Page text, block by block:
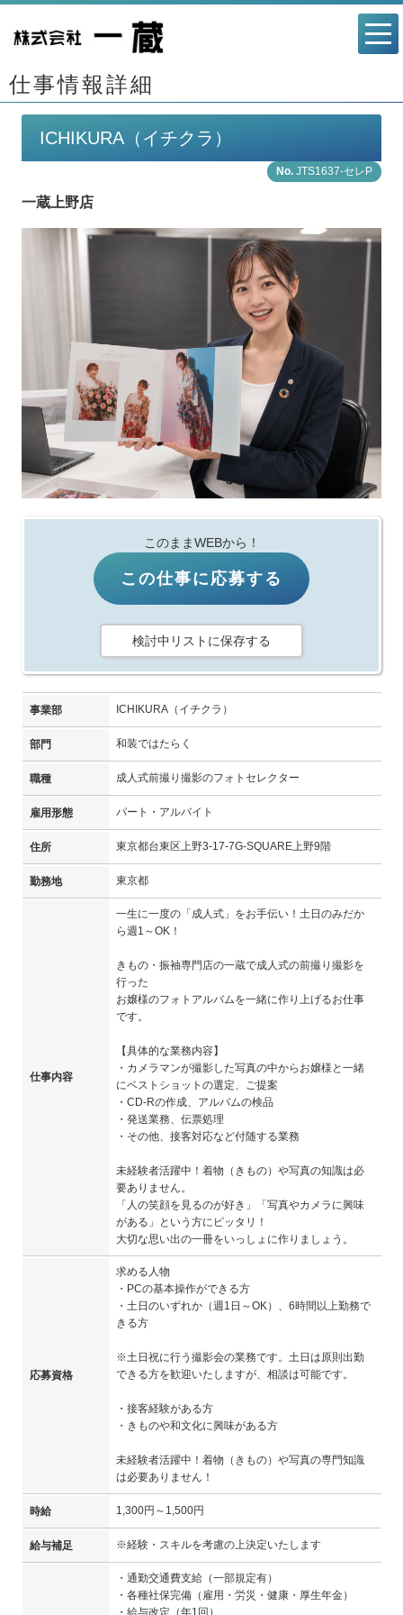
仕事情報詳細
ICHIKURA（イチクラ）
JTS1637-セレP
一蔵上野店
このままWEBから！
この仕事に応募する
検討中リストに保存する
事業部 ICHIKURA（イチクラ）
部門 和装ではたらく
職種 成人式前撮り撮影のフォトセレクター
雇用形態 パート・アルバイト
住所 東京都台東区上野3-17-7G-SQUARE上野9階
勤務地 東京都
仕事内容
一生に一度の「成人式」をお手伝い！土日のみだか
ら週1～OK！
きもの・振袖専門店の一蔵で成人式の前撮り撮影を
行った
お嬢様のフォトアルバムを一緒に作り上げるお仕事
です。
【具体的な業務内容】
・カメラマンが撮影した写真の中からお嬢様と一緒
にベストショットの選定、ご提案
・CD-Rの作成、アルバムの検品
・発送業務、伝票処理
・その他、接客対応など付随する業務
未経験者活躍中！着物（きもの）や写真の知識は必
要ありません。
「人の笑顔を見るのが好き」「写真やカメラに興味
がある」という方にピッタリ！
大切な思い出の一冊をいっしょに作りましょう。
応募資格
求める人物
・PCの基本操作ができる方
・土日のいずれか（週1日～OK）、6時間以上勤務で
きる方
※土日祝に行う撮影会の業務です。土日は原則出勤
できる方を歓迎いたしますが、相談は可能です。
・接客経験がある方
・きものや和文化に興味がある方
未経験者活躍中！着物（きもの）や写真の専門知識
は必要ありません！
時給 1,300円～1,500円
給与補足 ※経験・スキルを考慮の上決定いたします
・通勤交通費支給（一部規定有）
・各種社保完備（雇用・労災・健康・厚生年金）
・給与改定（年1回）